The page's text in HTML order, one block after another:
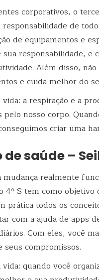
corporativos, o
de
de equipamentos e
sua responsabilidade, e
Além disso,
e cuida melhor do
vida: a respiração e a
pelo nosso corpo.
criar uma
de saúde –
mudança realmente
4º S tem como
prática todos os
com a ajuda de apps
Com eles, você
seus compromissos.
vida: quando você